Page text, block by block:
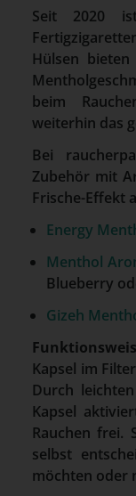
Seit 2020
Hülsen
beim
weiterhin das
Bei
Zubehör mit
Frische-Effekt
Energy
Menthol
Blueberry
Gizeh
Kapsel im
Durch
Kapsel
Rauchen frei.
selbst
möchten oder